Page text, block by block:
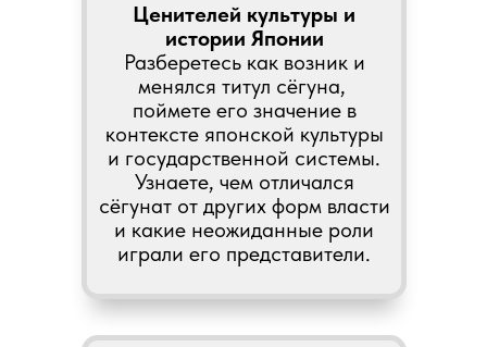
Ценителей культуры и
истории Японии
Разберетесь как возник и
менялся титул сёгуна,
поймете его значение в
контексте японской культуры
и государственной системы.
Узнаете, чем отличался
сёгунат от других форм власти
и какие неожиданные роли
играли его представители.